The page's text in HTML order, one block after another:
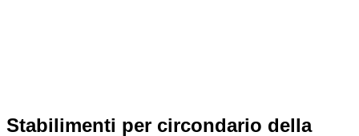
Stabilimenti per circondario della